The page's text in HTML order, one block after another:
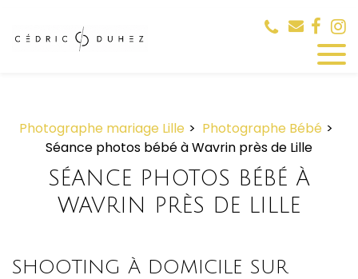
Photographe mariage Lille
Photographe Bébé
Séance photos bébé à Wavrin près de Lille
SÉANCE PHOTOS BÉBÉ À
WAVRIN PRÈS DE LILLE
SHOOTING À DOMICILE SUR